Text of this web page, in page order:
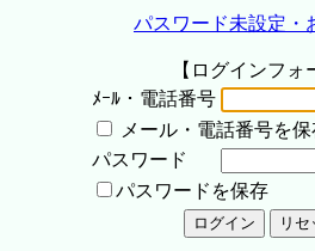
パスワード未設定・
【ログインフォ
ﾒｰﾙ・電話番号
メール・電話番号を
パスワード
パスワードを保存